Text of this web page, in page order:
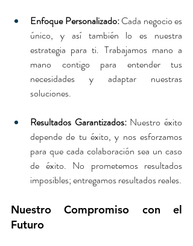
Enfoque Personalizado: Cada negocio es
único, y así también lo es nuestra
estrategia para ti. Trabajamos mano a
mano contigo para entender tus
necesidades y adaptar nuestras
soluciones.
Resultados Garantizados: Nuestro éxito
depende de tu éxito, y nos esforzamos
para que cada colaboración sea un caso
de éxito. No prometemos resultados
imposibles; entregamos resultados reales.
Nuestro Compromiso con el
Futuro